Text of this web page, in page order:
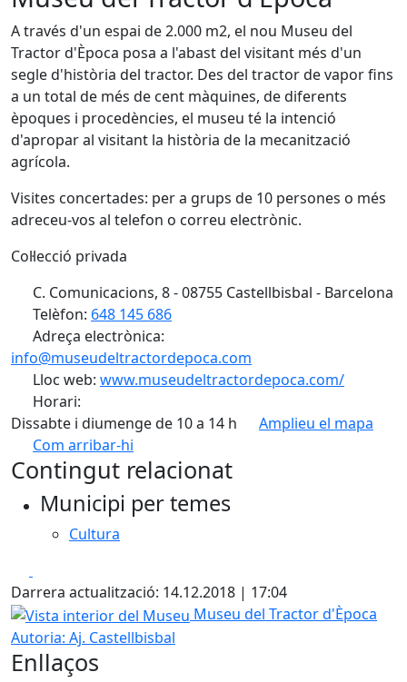
A través d'un espai de 2.000 m2, el nou Museu del
Tractor d'Època posa a l'abast del visitant més d'un
segle d'història del tractor. Des del tractor de vapor fins
a un total de més de cent màquines, de diferents
èpoques i procedències, el museu té la intenció
d'apropar al visitant la història de la mecanització
agrícola.
Visites concertades: per a grups de 10 persones o més
adreceu-vos al telefon o correu electrònic.
Col·lecció privada
C. Comunicacions, 8 - 08755 Castellbisbal - Barcelona
Telèfon: 648 145 686
Adreça electrònica:
info@museudeltractordepoca.com
Lloc web: www.museudeltractordepoca.com/
Horari:
Dissabte i diumenge de 10 a 14 h
Amplieu el mapa
Com arribar-hi
+
Contingut relacionat
Municipi per temes
Cultura
Darrera actualització: 14.12.2018 | 17:04
Vista interior del Museu
Museu del Tractor d'Època
Autoria: Aj. Castellbisbal
Enllaços